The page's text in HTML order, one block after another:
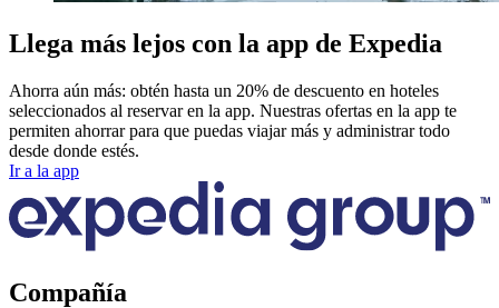
Llega más lejos con la app de Expedia
Ahorra aún más: obtén hasta un 20% de descuento en hoteles
seleccionados al reservar en la app. Nuestras ofertas en la app te
permiten ahorrar para que puedas viajar más y administrar todo
desde donde estés.
Ir a la app
Compañía